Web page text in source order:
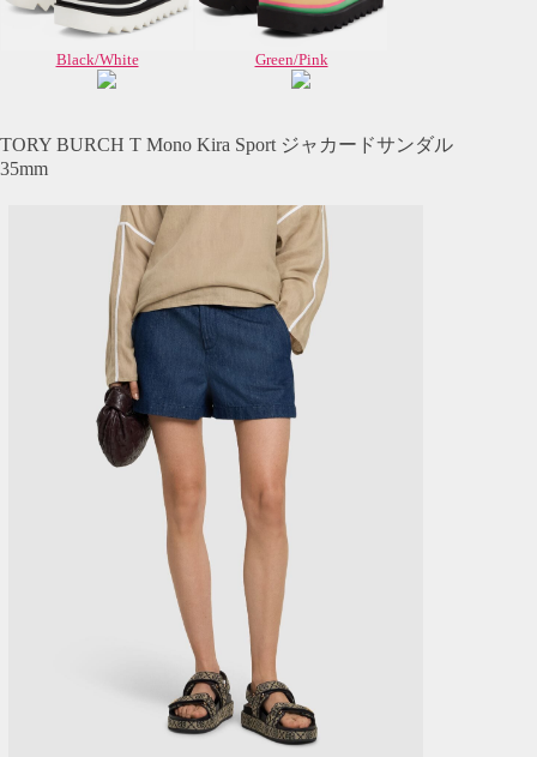
Black/White Green/Pink
TORY BURCH T Mono Kira Sport ジャカードサンダル
35mm